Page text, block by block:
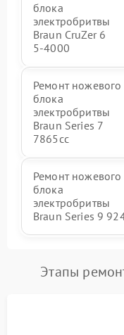
блока
электробритвы
Braun CruZer 6
5‑4000
Ремонт ножевого
блока
электробритвы
Braun Series 7
7865cc
Ремонт ножевого
блока
электробритвы
Braun Series 9
Этапы